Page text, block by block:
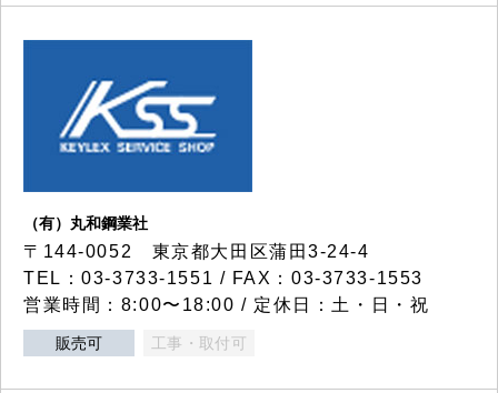
（有）丸和鋼業社
〒144-0052 東京都大田区蒲田3-24-4
TEL：03-3733-1551 / FAX：03-3733-1553
営業時間：8:00〜18:00 / 定休日：土・日・祝
販売可 工事・取付可